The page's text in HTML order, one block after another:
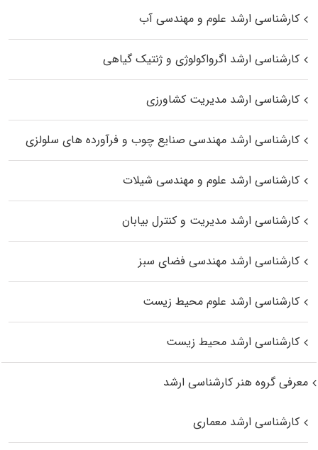
کارشناسی ارشد علوم و مهندسی آب
کارشناسی ارشد اگرواکولوژی و ژنتیک گیاهی
کارشناسی ارشد مدیریت کشاورزی
کارشناسی ارشد مهندسی صنایع چوب و فرآورده‌ های سلولزی
کارشناسی ارشد علوم و مهندسی شیلات
کارشناسی ارشد مدیریت و کنترل بیابان
کارشناسی ارشد مهندسی فضای سبز
کارشناسی ارشد علوم محیط‌ زیست
کارشناسی ارشد محیط زیست
معرفی گروه هنر کارشناسی ارشد
کارشناسی ارشد معماری